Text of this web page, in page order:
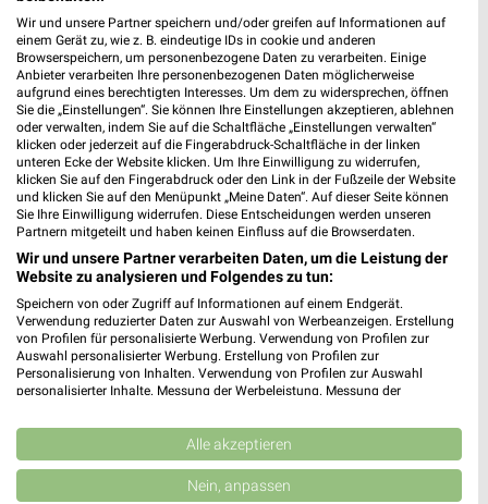
Jetzt alle "Blumen" Themen entdecken!
MEHR PROSPEKTE
weekli - Prospekte & Angebote App
Alle toom Baumarkt Angebote immer griffbereit – mit der
kostenlosen weekli App für iOS & Android.
Standortgenaue Angebote
✔Folge deinem Lieblingshändler
Push-Benachrichtigungen bei neuen Prospekten
Wir und unsere Partner speichern und/oder greifen auf Informationen auf
einem Gerät zu, wie z. B. eindeutige IDs in cookie und anderen
Browserspeichern, um personenbezogene Daten zu verarbeiten. Einige
Anbieter verarbeiten Ihre personenbezogenen Daten möglicherweise
aufgrund eines berechtigten Interesses. Um dem zu widersprechen, öffnen
Sie die „Einstellungen“. Sie können Ihre Einstellungen akzeptieren, ablehnen
oder verwalten, indem Sie auf die Schaltfläche „Einstellungen verwalten“
klicken oder jederzeit auf die Fingerabdruck-Schaltfläche in der linken
unteren Ecke der Website klicken. Um Ihre Einwilligung zu widerrufen,
klicken Sie auf den Fingerabdruck oder den Link in der Fußzeile der Website
und klicken Sie auf den Menüpunkt „Meine Daten“. Auf dieser Seite können
Sie Ihre Einwilligung widerrufen. Diese Entscheidungen werden unseren
Partnern mitgeteilt und haben keinen Einfluss auf die Browserdaten.
Wir und unsere Partner verarbeiten Daten, um die Leistung der
Website zu analysieren und Folgendes zu tun:
Speichern von oder Zugriff auf Informationen auf einem Endgerät.
Verwendung reduzierter Daten zur Auswahl von Werbeanzeigen. Erstellung
von Profilen für personalisierte Werbung. Verwendung von Profilen zur
Auswahl personalisierter Werbung. Erstellung von Profilen zur
Personalisierung von Inhalten. Verwendung von Profilen zur Auswahl
personalisierter Inhalte. Messung der Werbeleistung. Messung der
Kombinationen von Daten aus verschiedenen Quellen. Entwicklung und
Verbesserung der Angebote. Verwendung reduzierter Daten zur Auswahl
von Inhalten.
Daten können außerhalb der Europäischen Union weitergegeben und in die
Alle akzeptieren
Nein, anpassen